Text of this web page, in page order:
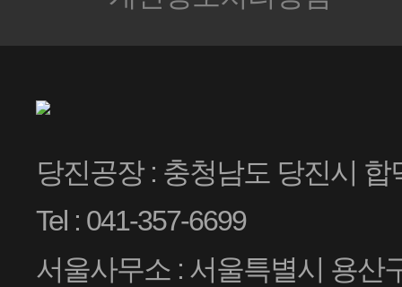
당진공장 : 충청남도 당진시
Tel : 041-357-6699
서울사무소 : 서울특별시 용산